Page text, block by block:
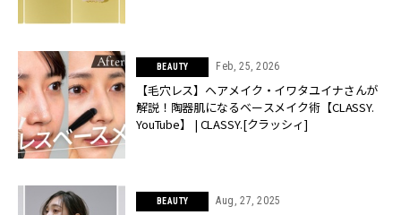
BEAUTY Feb, 25, 2026
【毛穴レス】ヘアメイク・イワタユイナさんが
解説！陶器肌になるベースメイク術【CLASSY.
YouTube】 | CLASSY.[クラッシィ]
BEAUTY Aug, 27, 2025